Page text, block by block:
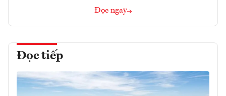
Đọc ngay
Đọc tiếp